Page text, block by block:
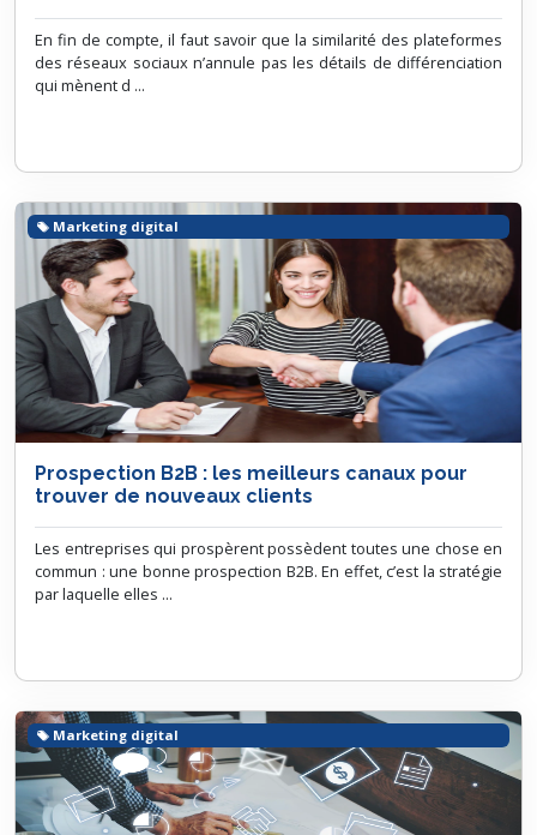
En fin de compte, il faut savoir que la similarité des plateformes
des réseaux sociaux n’annule pas les détails de différenciation
qui mènent d ...
Prospection B2B : les meilleurs canaux pour
trouver de nouveaux clients
Les entreprises qui prospèrent possèdent toutes une chose en
commun : une bonne prospection B2B. En effet, c’est la stratégie
par laquelle elles ...
Marketing digital
Marketing digital